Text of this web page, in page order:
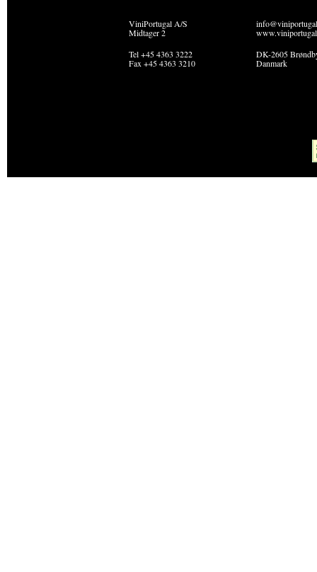
ViniPortugal A/S
Midtager 2
Tel +45 4363 3222
Fax +45 4363 3210
DK-2605
Danmark